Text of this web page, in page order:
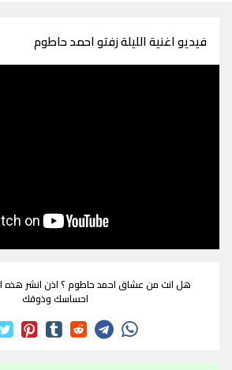
فيديو اغنية الليلة زفتو احمد حاطوم
هل انت من عشاق احمد حاطوم ؟ اذن انشر هذه
احساسك وذوقك